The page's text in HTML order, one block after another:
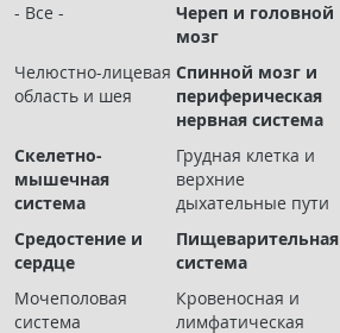
Чат RADIOMED
ОБРАЗОВАНИЕ
Интерактивные задания
Презентации
Публикации
- Все -
Череп и головной
мозг
Челюстно-лицевая
область и шея
Спинной мозг и
периферическая
нервная система
Скелетно-
мышечная
система
Грудная клетка и
верхние
дыхательные пути
Средостение и
сердце
Пищеварительная
система
Мочеполовая
система
Кровеносная и
лимфатическая